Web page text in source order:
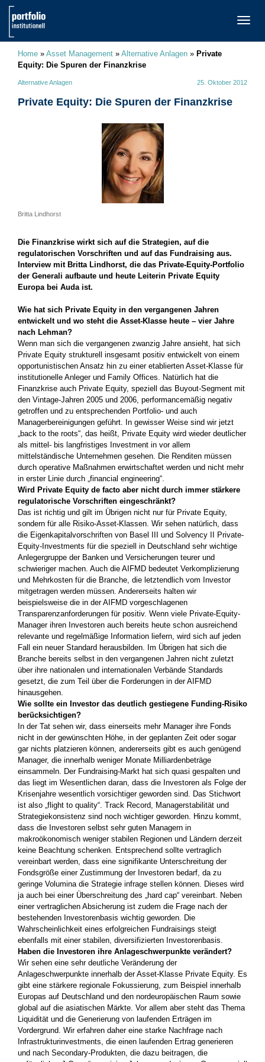
Home » Asset Management » Alternative Anlagen » Private
Equity: Die Spuren der Finanzkrise
Alternative Anlagen 25. Oktober 2012
Private Equity: Die Spuren der Finanzkrise
Britta Lindhorst
Die Finanzkrise wirkt sich auf die Strategien, auf die
regulatorischen Vorschriften und auf das Fundraising aus.
Interview mit Britta Lindhorst, die das Private-Equity-Portfolio
der Generali aufbaute und heute Leiterin Private Equity
Europa bei Auda ist.
Wie hat sich Private Equity in den vergangenen Jahren
entwickelt und wo steht die Asset-Klasse heute – vier Jahre
nach Lehman?
Wenn man sich die vergangenen zwanzig Jahre ansieht, hat sich
Private Equity strukturell insgesamt positiv entwickelt von einem
opportunistischen Ansatz hin zu einer etablierten Asset-Klasse für
institutionelle Anleger und Family Offices. Natürlich hat die
Finanzkrise auch Private Equity, speziell das Buyout-Segment mit
den Vintage-Jahren 2005 und 2006, performancemäßig negativ
getroffen und zu entsprechenden Portfolio- und auch
Managerbereinigungen geführt. In gewisser Weise sind wir jetzt
„back to the roots“, das heißt, Private Equity wird wieder deutlicher
als mittel- bis langfristiges Investment in vor allem
mittelständische Unternehmen gesehen. Die Renditen müssen
durch operative Maßnahmen erwirtschaftet werden und nicht mehr
in erster Linie durch „financial engineering“.
Wird Private Equity de facto aber nicht durch immer stärkere
regulatorische Vorschriften eingeschränkt?
Das ist richtig und gilt im Übrigen nicht nur für Private Equity,
sondern für alle Risiko-Asset-Klassen. Wir sehen natürlich, dass
die Eigenkapitalvorschriften von Basel III und Solvency II Private-
Equity-Investments für die speziell in Deutschland sehr wichtige
Anlegergruppe der Banken und Versicherungen teurer und
schwieriger machen. Auch die AIFMD bedeutet Verkomplizierung
und Mehrkosten für die Branche, die letztendlich vom Investor
mitgetragen werden müssen. Andererseits halten wir
beispielsweise die in der AIFMD vorgeschlagenen
Transparenzanforderungen für positiv. Wenn viele Private-Equity-
Manager ihren Investoren auch bereits heute schon ausreichend
relevante und regelmäßige Information liefern, wird sich auf jeden
Fall ein neuer Standard herausbilden. Im Übrigen hat sich die
Branche bereits selbst in den vergangenen Jahren nicht zuletzt
über ihre nationalen und internationalen Verbände Standards
gesetzt, die zum Teil über die Forderungen in der AIFMD
hinausgehen.
Wie sollte ein Investor das deutlich gestiegene Funding-Risiko
berücksichtigen?
In der Tat sehen wir, dass einerseits mehr Manager ihre Fonds
nicht in der gewünschten Höhe, in der geplanten Zeit oder sogar
gar nichts platzieren können, andererseits gibt es auch genügend
Manager, die innerhalb weniger Monate Milliardenbeträge
einsammeln. Der Fundraising-Markt hat sich quasi gespalten und
das liegt im Wesentlichen daran, dass die Investoren als Folge der
Krisenjahre wesentlich vorsichtiger geworden sind. Das Stichwort
ist also „flight to quality“. Track Record, Managerstabilität und
Strategiekonsistenz sind noch wichtiger geworden. Hinzu kommt,
dass die Investoren selbst sehr guten Managern in
makroökonomisch weniger stabilen Regionen und Ländern derzeit
keine Beachtung schenken. Entsprechend sollte vertraglich
vereinbart werden, dass eine signifikante Unterschreitung der
Fondsgröße einer Zustimmung der Investoren bedarf, da zu
geringe Volumina die Strategie infrage stellen können. Dieses wird
ja auch bei einer Überschreitung des „hard cap“ vereinbart. Neben
einer vertraglichen Absicherung ist zudem die Frage nach der
bestehenden Investorenbasis wichtig geworden. Die
Wahrscheinlichkeit eines erfolgreichen Fundraisings steigt
ebenfalls mit einer stabilen, diversifizierten Investorenbasis.
Haben die Investoren ihre Anlageschwerpunkte verändert?
Wir sehen eine sehr deutliche Veränderung der
Anlageschwerpunkte innerhalb der Asset-Klasse Private Equity. Es
gibt eine stärkere regionale Fokussierung, zum Beispiel innerhalb
Europas auf Deutschland und den nordeuropäischen Raum sowie
global auf die asiatischen Märkte. Vor allem aber steht das Thema
Liquidität und die Generierung von laufenden Erträgen im
Vordergrund. Wir erfahren daher eine starke Nachfrage nach
Infrastrukturinvestments, die einen laufenden Ertrag generieren
und nach Secondary-Produkten, die dazu beitragen, die